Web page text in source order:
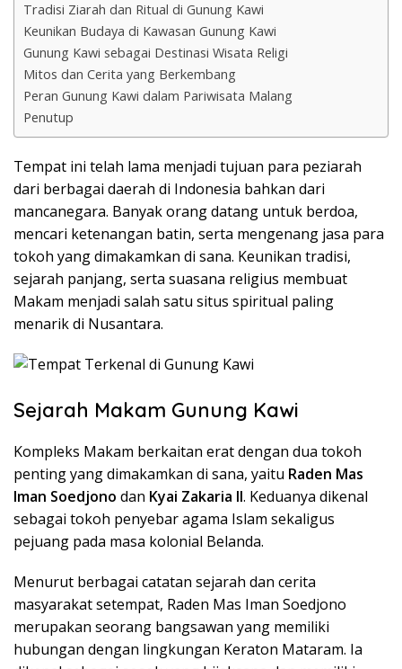
Tradisi Ziarah dan Ritual di Gunung Kawi
Keunikan Budaya di Kawasan Gunung Kawi
Gunung Kawi sebagai Destinasi Wisata Religi
Mitos dan Cerita yang Berkembang
Peran Gunung Kawi dalam Pariwisata Malang
Penutup
Tempat ini telah lama menjadi tujuan para peziarah
dari berbagai daerah di Indonesia bahkan dari
mancanegara. Banyak orang datang untuk berdoa,
mencari ketenangan batin, serta mengenang jasa para
tokoh yang dimakamkan di sana. Keunikan tradisi,
sejarah panjang, serta suasana religius membuat
Makam menjadi salah satu situs spiritual paling
menarik di Nusantara.
Sejarah Makam Gunung Kawi
Kompleks Makam berkaitan erat dengan dua tokoh
penting yang dimakamkan di sana, yaitu Raden Mas
Iman Soedjono dan Kyai Zakaria II. Keduanya dikenal
sebagai tokoh penyebar agama Islam sekaligus
pejuang pada masa kolonial Belanda.
Menurut berbagai catatan sejarah dan cerita
masyarakat setempat, Raden Mas Iman Soedjono
merupakan seorang bangsawan yang memiliki
hubungan dengan lingkungan Keraton Mataram. Ia